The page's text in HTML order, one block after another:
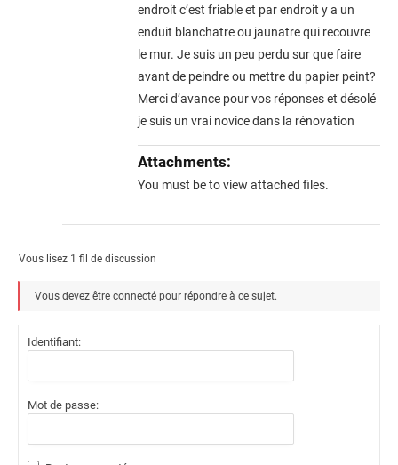
endroit c’est friable et par endroit y a un
enduit blanchatre ou jaunatre qui recouvre
le mur. Je suis un peu perdu sur que faire
avant de peindre ou mettre du papier peint?
Merci d’avance pour vos réponses et désolé
je suis un vrai novice dans la rénovation
Attachments:
You must beto view attached files.
Vous lisez 1 fil de discussion
Vous devez être connecté pour répondre à ce sujet.
Identifiant:
Mot de passe: